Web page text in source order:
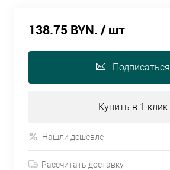
138.75 BYN. / шт
Подписаться
Купить в 1 клик
Нашли дешевле
Рассчитать доставку